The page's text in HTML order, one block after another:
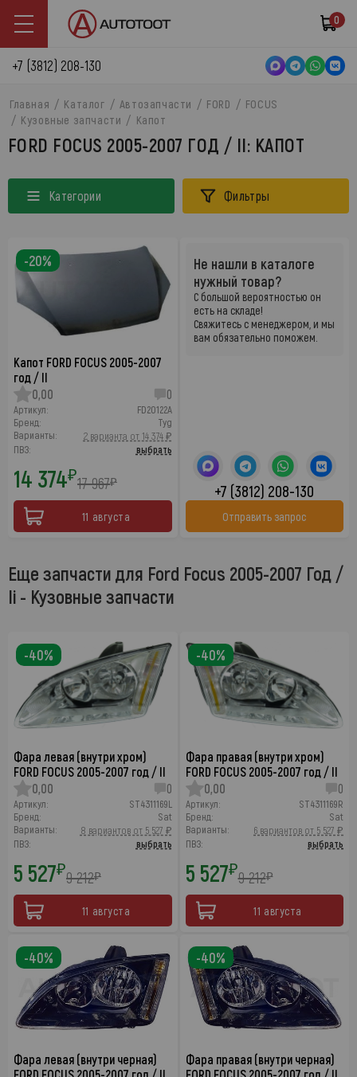
0
+7 (3812) 208-130
Главная Каталог Автозапчасти FORD
FOCUS
Кузовные запчасти
Капот
FORD FOCUS 2005-2007 ГОД / II: КАПОТ
Категории Фильтры
Капот FORD FOCUS 2005-2007
год / II
0,00
0
Артикул:
FD20122A
Бренд:
Tyg
Варианты:
2 варианта от 14 374 ₽
ПВЗ:
выбрать
14 374₽17 967₽
11 августа
-20%
Не нашли в каталоге
нужный товар?
С большой вероятностью он
есть на складе!
Свяжитесь с менеджером, и мы
вам обязательно поможем.
+7 (3812) 208-130
Отправить запрос
Еще запчасти для Ford Focus 2005-2007 Год /
Ii - Кузовные запчасти
Фара левая (внутри хром)
FORD FOCUS 2005-2007 год / II
0,00
0
Артикул:
ST4311169L
Бренд:
Sat
Варианты:
8 вариантов от 5 527 ₽
ПВЗ:
выбрать
5 527₽9 212₽
11 августа
-40%
Фара правая (внутри хром)
FORD FOCUS 2005-2007 год / II
0,00
0
Артикул:
ST4311169R
Бренд:
Sat
Варианты:
6 вариантов от 5 527 ₽
ПВЗ:
выбрать
5 527₽9 212₽
11 августа
-40%
Фара левая (внутри черная)
-40%
Фара правая (внутри черная)
-40%